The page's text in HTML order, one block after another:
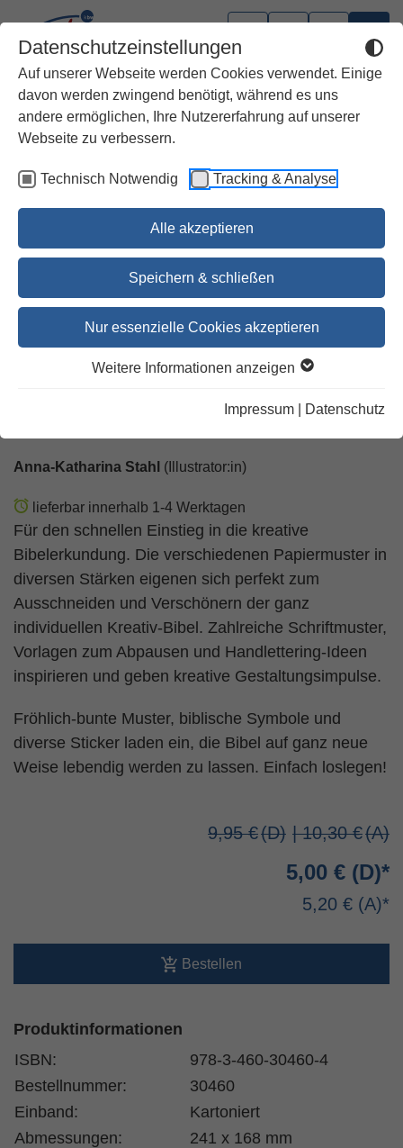
Datenschutzeinstellungen
Auf unserer Webseite werden Cookies verwendet. Einige
davon werden zwingend benötigt, während es uns
andere ermöglichen, Ihre Nutzererfahrung auf unserer
Webseite zu verbessern.
Technisch Notwendig Tracking & Analyse
Alle akzeptieren
Speichern & schließen
Nur essenzielle Cookies akzeptieren
Weitere Informationen anzeigen
Impressum Datenschutz
Bibel kreativ neue DIY-
Anna-Katharina Stahl (Illustrator:in)
lieferbar innerhalb 1-4 Werktagen
Für den schnellen Einstieg in die kreative
Bibelerkundung. Die verschiedenen Papiermuster in
diversen Stärken eigenen sich perfekt zum
Ausschneiden und Verschönern der ganz
individuellen Kreativ-Bibel. Zahlreiche Schriftmuster,
Vorlagen zum Abpausen und Handlettering-Ideen
inspirieren und geben kreative Gestaltungsimpulse.
Fröhlich-bunte Muster, biblische Symbole und
diverse Sticker laden ein, die Bibel auf ganz neue
Weise lebendig werden zu lassen. Einfach loslegen!
9,95 € | 10,30 €
5,00 €
5,20 €
Bestellen
Produktinformationen
ISBN:
978-3-460-30460-4
Bestellnummer:
30460
Einband:
Kartoniert
Abmessungen:
241 x 168 mm